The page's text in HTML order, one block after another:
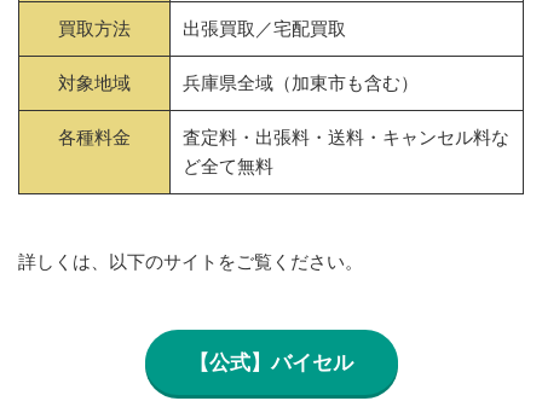
買取方法 出張買取／宅配買取
対象地域 兵庫県全域（加東市も含む）
各種料金
査定料・出張料・送料・キャンセル料な
ど全て無料
詳しくは、以下のサイトをご覧ください。
【公式】バイセル